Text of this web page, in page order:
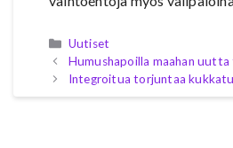
Kategoriat
Uutiset
Humushapoilla maahan
Integroitua torjuntaa